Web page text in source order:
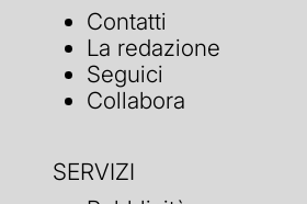
Contatti
La redazione
Seguici
Collabora
SERVIZI